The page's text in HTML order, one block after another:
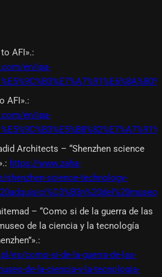
AFI».:
en/ipa-
AFI».:
en/ipa-
Architects – “Shenzhen science
: https://www.zaha-
shenzhen-science-technology-
– “Como si de la guerra de las
de la ciencia y la tecnología
:
es/como-si-de-la-guerra-de-las-
de-la-ciencia-y-la-tecnologia-